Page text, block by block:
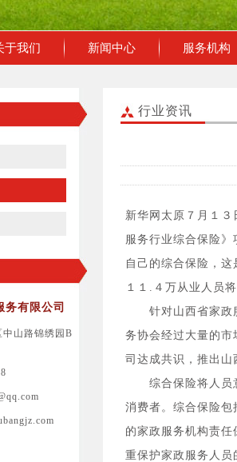
于我们 新闻中心 服务机构
务有限公司
山路锦绣园B
行业资讯
新华网太原７月１
服务行业综合保险
自己的综合保险，
１１.４万从业人员将
针对山西省家政服
务协会经过大量的
司达成共识，推出山
综合保险将人员意
消费者。综合保险包
的家政服务机构责
重保护家政服务人员